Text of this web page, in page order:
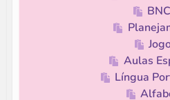
Aulas
Língua